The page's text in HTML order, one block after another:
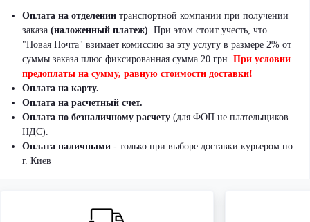
Оплата на отделении транспортной компании при получении
заказа (наложенный платеж). При этом стоит учесть, что
"Новая Почта" взимает комиссию за эту услугу в размере 2% от
суммы заказа плюс фиксированная сумма 20 грн. При условии
предоплаты на сумму, равную стоимости доставки!
Оплата на карту.
Оплата на расчетный счет.
Оплата по безналичному расчету (для ФОП не плательщиков
НДС).
Оплата наличными - только при выборе доставки курьером по
г. Киев